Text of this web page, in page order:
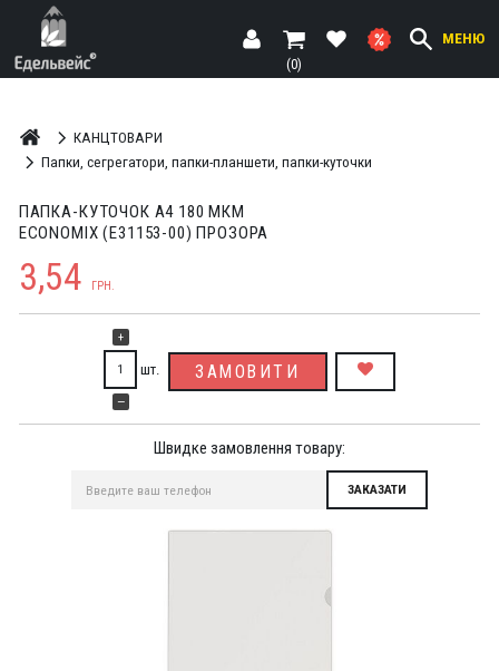
МЕНЮ
(0)
КАНЦТОВАРИ
Папки, сегрегатори, папки-планшети, папки-куточки
ПАПКА-КУТОЧОК А4 180 МКМ
ECONOMIX (Е31153-00) ПРОЗОРА
3,54 ГРН.
+
шт.
—
ЗАМОВИТИ
Швидке замовлення товару: